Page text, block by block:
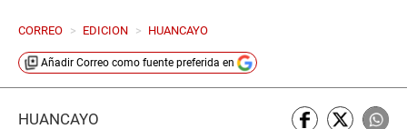
CORREO > EDICION > HUANCAYO
Añadir Correo como fuente preferida en
HUANCAYO